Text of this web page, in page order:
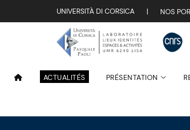
UNIVERSITÀ DI CORSICA | NOS
ACTUALITÉS PRÉSENTATION